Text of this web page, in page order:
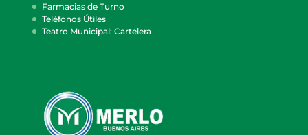
Farmacias de Turno
Teléfonos Útiles
Teatro Municipal: Cartelera